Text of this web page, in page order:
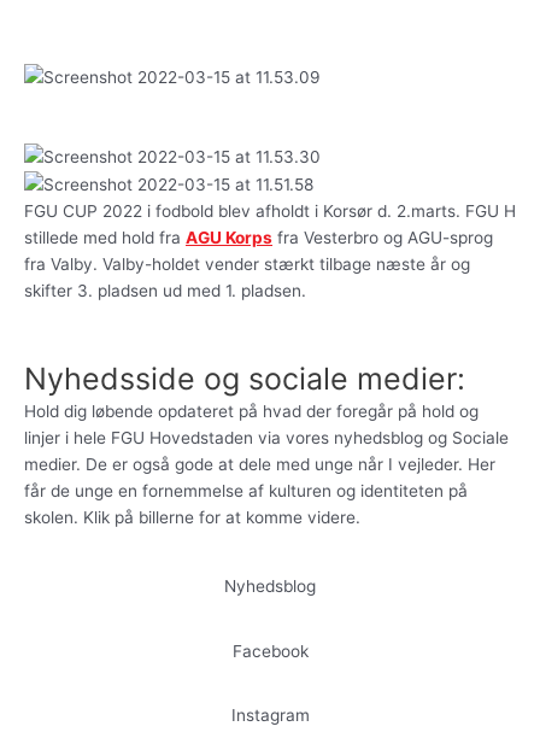
FGU CUP 2022 i fodbold blev afholdt i Korsør d. 2.marts. FGU H
stillede med hold fra AGU Korps fra Vesterbro og AGU-sprog
fra Valby. Valby-holdet vender stærkt tilbage næste år og
skifter 3. pladsen ud med 1. pladsen.
Nyhedsside og sociale medier:
Hold dig løbende opdateret på hvad der foregår på hold og
linjer i hele FGU Hovedstaden via vores nyhedsblog og Sociale
medier. De er også gode at dele med unge når I vejleder. Her
får de unge en fornemmelse af kulturen og identiteten på
skolen. Klik på billerne for at komme videre.
Nyhedsblog
Facebook
Instagram